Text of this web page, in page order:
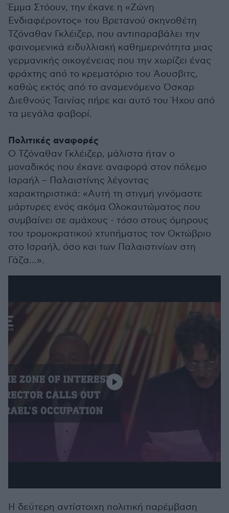
Έμμα Στόουν, την έκανε η «Ζώνη
Ενδιαφέροντος» του Βρετανού σκηνοθέτη
Τζόναθαν Γκλέιζερ, που αντιπαραβάλει την
φαινομενικά ειδυλλιακή καθημερινότητα μιας
γερμανικής οικογένειας που την χωρίζει ένας
φράχτης από το κρεματόριο του Άουσβιτς,
καθώς εκτός από το αναμενόμενο Όσκαρ
Διεθνούς Ταινίας πήρε και αυτό του Ήχου από
τα μεγάλα φαβορί.
Πολιτικές αναφορές
Ο Τζόναθαν Γκλέιζερ, μάλιστα ήταν ο
μοναδικός που έκανε αναφορά στον πόλεμο
Ισραήλ – Παλαιστίνης λέγοντας
χαρακτηριστικά: «Αυτή τη στιγμή γινόμαστε
μάρτυρες ενός ακόμα Ολοκαυτώματος που
συμβαίνει σε αμάχους - τόσο στους όμηρους
του τρομοκρατικού χτυπήματος τον Οκτώβριο
στο Ισραήλ, όσο και των Παλαιστινίων στη
Γάζα...».
Η δεύτερη αντίστοιχη πολιτική παρέμβαση